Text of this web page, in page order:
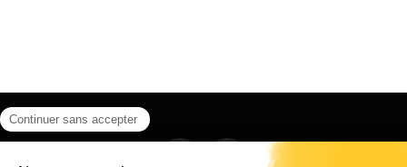
Instagram